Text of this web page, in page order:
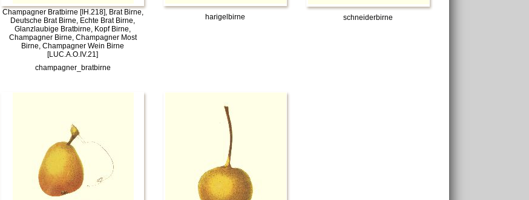
Champagner Bratbirne [IH.218], Brat Birne,
Deutsche Brat Birne, Echte Brat Birne,
Glanzlaubige Bratbirne, Kopf Birne,
Champagner Birne, Champagner Most
Birne, Champagner Wein Birne
[LUC.A.O.IV.21]
champagner_bratbirne
harigelbirne schneiderbirne